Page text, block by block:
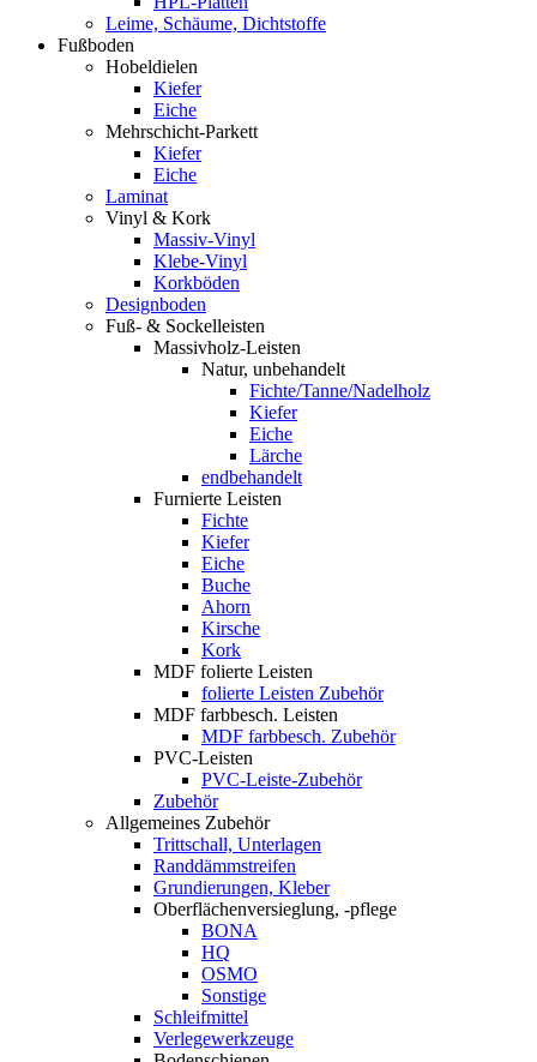
Leime, Schäume, Dichtstoffe
Fußboden
Hobeldielen
Kiefer
Eiche
Mehrschicht-Parkett
Kiefer
Eiche
Laminat
Vinyl & Kork
Massiv-Vinyl
Klebe-Vinyl
Korkböden
Designboden
Fuß- & Sockelleisten
Massivholz-Leisten
Natur, unbehandelt
Fichte/Tanne/Nadelholz
Kiefer
Eiche
Lärche
endbehandelt
Furnierte Leisten
Fichte
Kiefer
Eiche
Buche
Ahorn
Kirsche
Kork
MDF folierte Leisten
folierte Leisten Zubehör
MDF farbbesch. Leisten
MDF farbbesch. Zubehör
PVC-Leisten
PVC-Leiste-Zubehör
Zubehör
Allgemeines Zubehör
Trittschall, Unterlagen
Randdämmstreifen
Grundierungen, Kleber
Oberflächenversieglung, -pflege
BONA
HQ
OSMO
Sonstige
Schleifmittel
Verlegewerkzeuge